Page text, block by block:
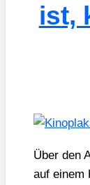
ist,
Über den
auf einem